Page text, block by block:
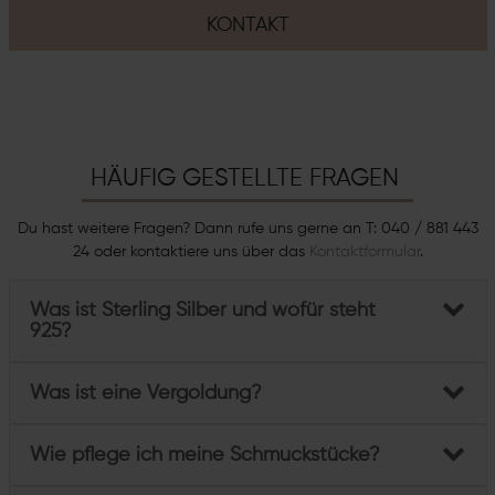
KONTAKT
HÄUFIG GESTELLTE FRAGEN
Du hast weitere Fragen? Dann rufe uns gerne an T: 040 / 881 443
24 oder kontaktiere uns über das
Kontaktformular.
Was ist Sterling Silber und wofür steht
925?
Was ist eine Vergoldung?
Wie pflege ich meine Schmuckstücke?